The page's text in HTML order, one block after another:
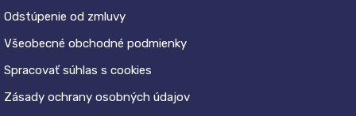
Odstúpenie od zmluvy
Všeobecné obchodné podmienky
Spracovať súhlas s cookies
Zásady ochrany osobných údajov